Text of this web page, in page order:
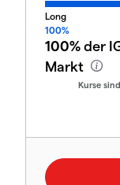
Long
100%
100%der
Markt
Kurse